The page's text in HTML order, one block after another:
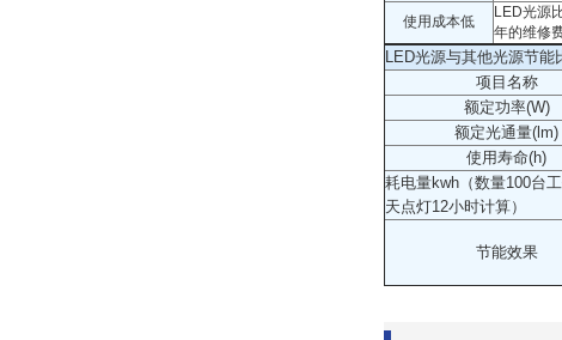
使用成本低
LED光源
年的维修
LED光源与其他光源节能
项目名称
额定功率(W)
额定光通量(lm)
使用寿命(h)
耗电量kwh（数量100台
天点灯12小时计算）
节能效果